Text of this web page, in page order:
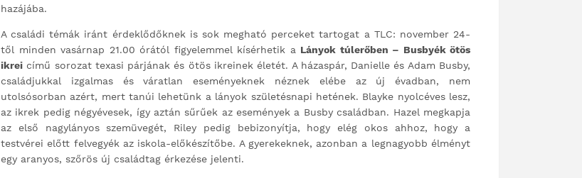
hazájába.
A családi témák iránt érdeklődőknek is sok megható perceket tartogat a TLC: november 24-
től minden vasárnap 21.00 órától figyelemmel kísérhetik a Lányok túlerőben – Busbyék ötös
ikrei című sorozat texasi párjának és ötös ikreinek életét. A házaspár, Danielle és Adam Busby,
családjukkal izgalmas és váratlan eseményeknek néznek elébe az új évadban, nem
utolsósorban azért, mert tanúi lehetünk a lányok születésnapi hetének. Blayke nyolcéves lesz,
az ikrek pedig négyévesek, így aztán sűrűek az események a Busby családban. Hazel megkapja
az első nagylányos szemüvegét, Riley pedig bebizonyítja, hogy elég okos ahhoz, hogy a
testvérei előtt felvegyék az iskola-előkészítőbe. A gyerekeknek, azonban a legnagyobb élményt
egy aranyos, szőrös új családtag érkezése jelenti.